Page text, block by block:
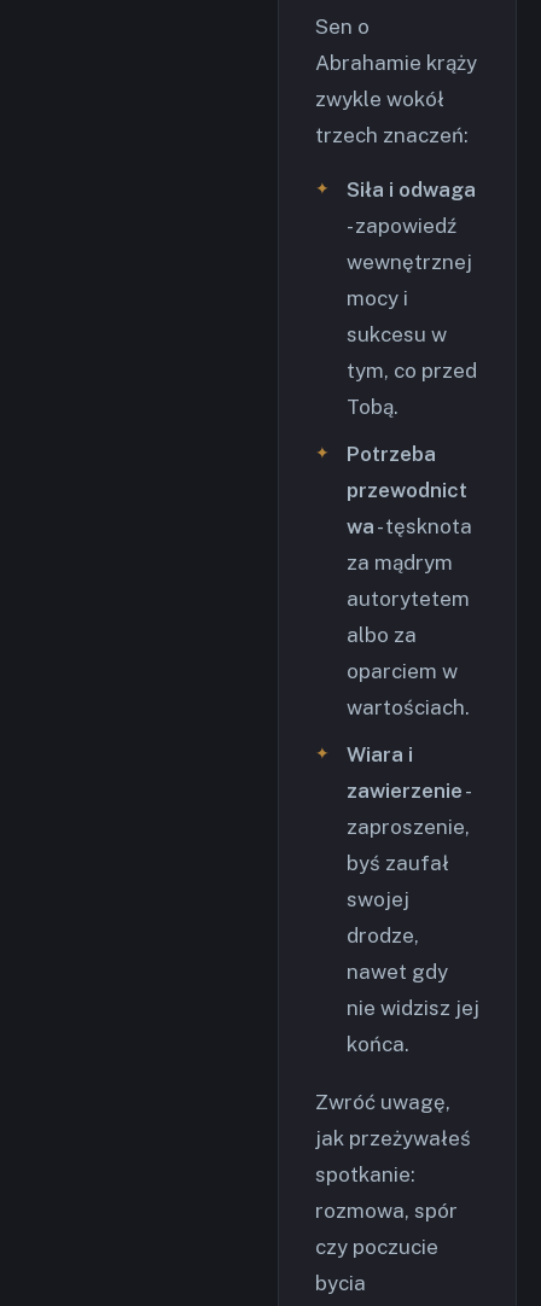
Sen o
Abrahamie krąży
zwykle wokół
trzech znaczeń:
Siła i odwaga
- zapowiedź
wewnętrznej
mocy i
sukcesu w
tym, co przed
Tobą.
Potrzeba
przewodnict
wa - tęsknota
za mądrym
autorytetem
albo za
oparciem w
wartościach.
Wiara i
zawierzenie -
zaproszenie,
byś zaufał
swojej
drodze,
nawet gdy
nie widzisz jej
końca.
Zwróć uwagę,
jak przeżywałeś
spotkanie:
rozmowa, spór
czy poczucie
bycia